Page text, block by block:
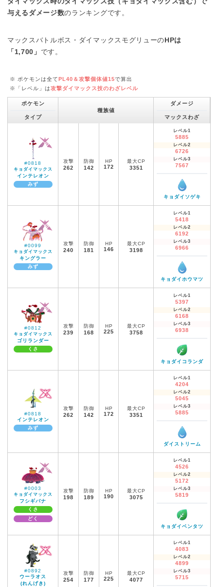
与えるダメージ数のランキングです。
マックスバトルボス・ダイマックスモグリューの HPは
「1,700」 です。
※ ポケモンは全て PL40＆攻撃個体値15で算出
※「レベル」は攻撃ダイマックス技のわざレベル
ポケモン
タイプ
種族値
ダメージ
マックスわざ
#0818
キョダイマックス
インテレオン
みず
攻撃
262
防御
142
HP
172
最大CP
3351
レベル1
5885
レベル2
6726
レベル3
7567
キョダイソゲキ
#0099
キョダイマックス
キングラー
みず
攻撃
240
防御
181
HP
146
最大CP
3198
レベル1
5418
レベル2
6192
レベル3
6966
キョダイホウマツ
#0812
キョダイマックス
ゴリランダー
くさ
攻撃
239
防御
168
HP
225
最大CP
3758
レベル1
5397
レベル2
6168
レベル3
6938
キョダイコランダ
#0818
インテレオン
みず
攻撃
262
防御
142
HP
172
最大CP
3351
レベル1
4204
レベル2
5045
レベル3
5885
ダイストリーム
#0003
キョダイマックス
フシギバナ
くさ
どく
攻撃
198
防御
189
HP
190
最大CP
3075
レベル1
4526
レベル2
5172
レベル3
5819
キョダイベンタツ
#0892
ウーラオス
(れんげき)
攻撃
254
防御
177
HP
225
最大CP
4077
レベル1
4083
レベル2
4899
レベル3
5715